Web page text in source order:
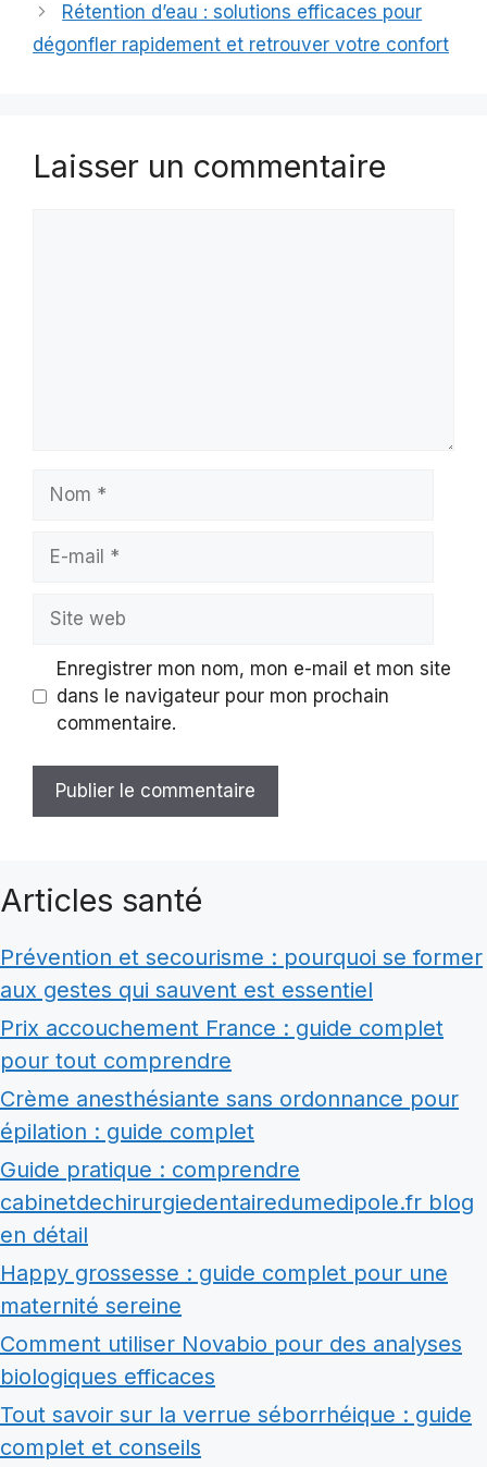
Rétention d’eau : solutions efficaces pour
dégonfler rapidement et retrouver votre confort
Laisser un commentaire
Nom
Site
Enregistrer mon nom, mon e-mail et mon site
dans le navigateur pour mon prochain
commentaire.
Articles santé
Prévention et secourisme : pourquoi se former
aux gestes qui sauvent est essentiel
Prix accouchement France : guide complet
pour tout comprendre
Crème anesthésiante sans ordonnance pour
épilation : guide complet
Guide pratique : comprendre
cabinetdechirurgiedentairedumedipole.fr blog
en détail
Happy grossesse : guide complet pour une
maternité sereine
Comment utiliser Novabio pour des analyses
biologiques efficaces
Tout savoir sur la verrue séborrhéique : guide
complet et conseils